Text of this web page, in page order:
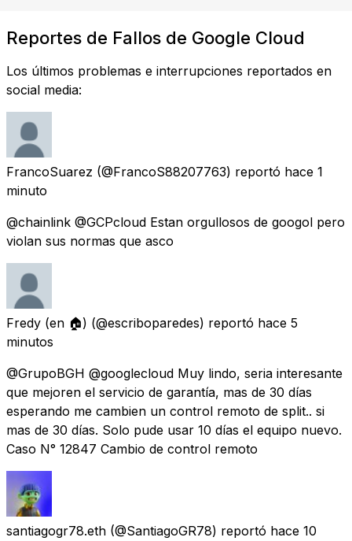
Reportes de Fallos de Google Cloud
Los últimos problemas e interrupciones reportados en
social media:
FrancoSuarez (@FrancoS88207763) reportó hace 1
minuto
@chainlink @GCPcloud Estan orgullosos de googol pero
violan sus normas que asco
Fredy (en 🏠) (@escriboparedes) reportó hace 5
minutos
@GrupoBGH @googlecloud Muy lindo, seria interesante
que mejoren el servicio de garantía, mas de 30 días
esperando me cambien un control remoto de split.. si
mas de 30 días. Solo pude usar 10 días el equipo nuevo.
Caso N° 12847 Cambio de control remoto
santiagogr78.eth (@SantiagoGR78) reportó hace 10